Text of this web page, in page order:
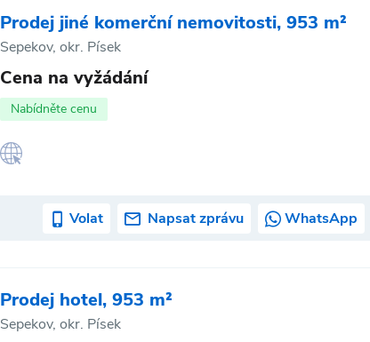
Prodej jiné komerční nemovitosti, 953 m²
Sepekov, okr. Písek
Cena na vyžádání
Nabídněte cenu
Volat Napsat zprávu WhatsApp
Prodej hotel, 953 m²
Sepekov, okr. Písek